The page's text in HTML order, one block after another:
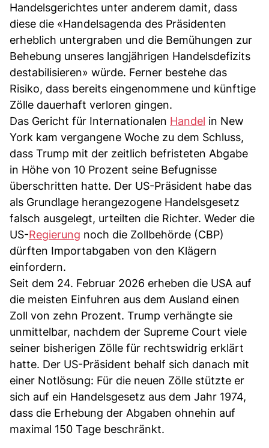
Handelsgerichtes unter anderem damit, dass
diese die «Handelsagenda des Präsidenten
erheblich untergraben und die Bemühungen zur
Behebung unseres langjährigen Handelsdefizits
destabilisieren» würde. Ferner bestehe das
Risiko, dass bereits eingenommene und künftige
Zölle dauerhaft verloren gingen.
Das Gericht für Internationalen Handel in New
York kam vergangene Woche zu dem Schluss,
dass Trump mit der zeitlich befristeten Abgabe
in Höhe von 10 Prozent seine Befugnisse
überschritten hatte. Der US-Präsident habe das
als Grundlage herangezogene Handelsgesetz
falsch ausgelegt, urteilten die Richter. Weder die
US-Regierung noch die Zollbehörde (CBP)
dürften Importabgaben von den Klägern
einfordern.
Seit dem 24. Februar 2026 erheben die USA auf
die meisten Einfuhren aus dem Ausland einen
Zoll von zehn Prozent. Trump verhängte sie
unmittelbar, nachdem der Supreme Court viele
seiner bisherigen Zölle für rechtswidrig erklärt
hatte. Der US-Präsident behalf sich danach mit
einer Notlösung: Für die neuen Zölle stützte er
sich auf ein Handelsgesetz aus dem Jahr 1974,
dass die Erhebung der Abgaben ohnehin auf
maximal 150 Tage beschränkt.